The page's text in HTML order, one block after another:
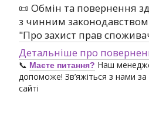
📜 Обмін та повернення
з чинним
"Про захист прав
Детальніше про
📞 Маєте питання? Наш
допоможе! Зв’яжіться з нами
сайті